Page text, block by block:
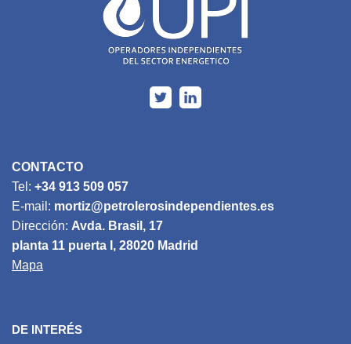
CONTACTO
Tel: +34 913 509 057
E-mail: mortiz@petrolerosindependientes.es
Dirección: Avda. Brasil, 17
planta 11 puerta I, 28020 Madrid
Mapa
DE INTERÉS